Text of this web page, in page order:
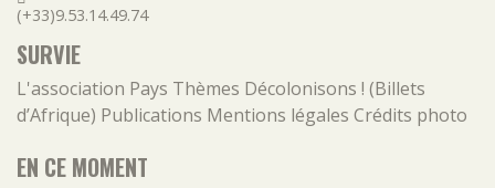
(+33)9.53.14.49.74
SURVIE
L'association Pays Thèmes Décolonisons ! (Billets
d’Afrique) Publications Mentions légales Crédits photo
EN CE MOMENT